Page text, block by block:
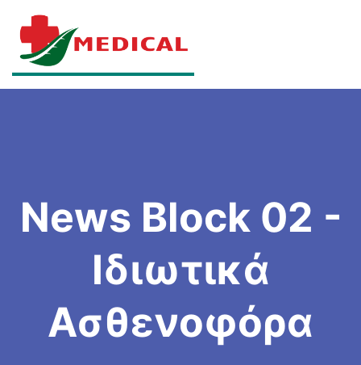
News Block 02 -
Ιδιωτικά
Ασθενοφόρα